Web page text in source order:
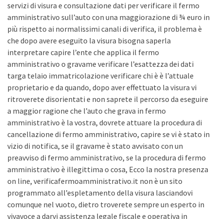
servizi di visura e consultazione dati per verificare il fermo
amministrativo sull’auto con una maggiorazione di ¾ euro in
più rispetto ai normalissimi canali di verifica, il problema è
che dopo avere eseguito la visura bisogna saperla
interpretare capire l’ente che applica il fermo
amministrativo o gravame verificare l’esattezza dei dati
targa telaio immatricolazione verificare chi è è l’attuale
proprietario e da quando, dopo aver effettuato la visura vi
ritroverete disorientati e non saprete il percorso da eseguire
a maggior ragione che l’auto che grava in fermo
amministrativo è la vostra, dovrete attuare la procedura di
cancellazione di fermo amministrativo, capire se vi è stato in
vizio di notifica, se il gravame è stato avvisato con un
preavviso di fermo amministrativo, se la procedura di fermo
amministrativo è illegittima o cosa, Ecco la nostra presenza
on line, verificafermoamministrativo.it non è un sito
programmato all’espletamento della visura lasciandovi
comunque nel vuoto, dietro troverete sempre un esperto in
vivavoce a darvi assistenza legale fiscale e operativa in